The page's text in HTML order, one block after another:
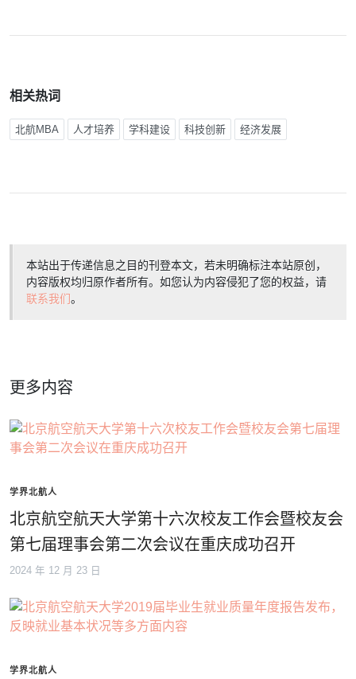
相关热词
北航MBA 人才培养 学科建设 科技创新 经济发展
本站出于传递信息之目的刊登本文，若未明确标注本站原创，
内容版权均归原作者所有。如您认为内容侵犯了您的权益，请
联系我们。
更多内容
学界北航人
北京航空航天大学第十六次校友工作会暨校友会
第七届理事会第二次会议在重庆成功召开
2024 年 12 月 23 日
学界北航人